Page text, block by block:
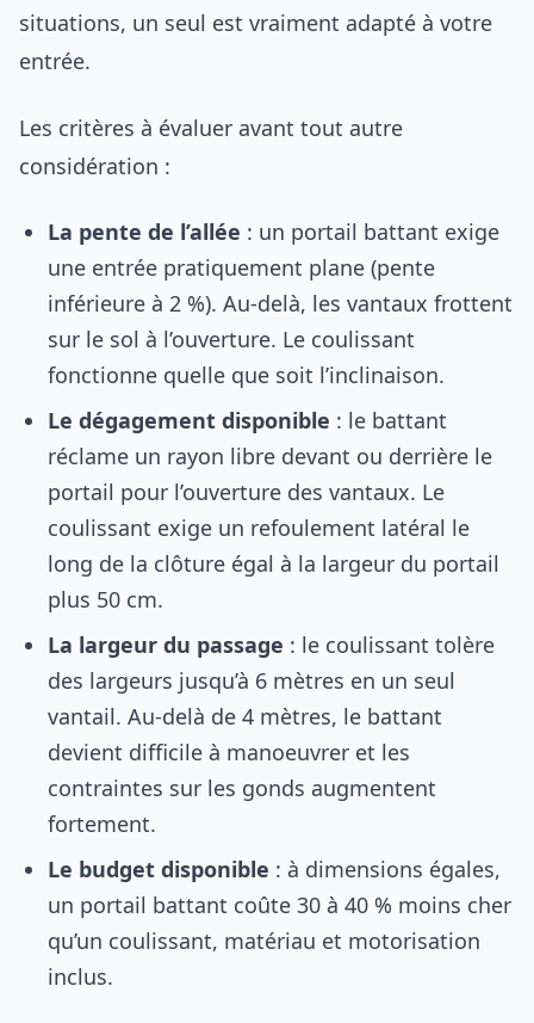
situations, un seul est vraiment adapté à votre
entrée.
Les critères à évaluer avant tout autre
considération :
La pente de l’allée : un portail battant exige
une entrée pratiquement plane (pente
inférieure à 2 %). Au-delà, les vantaux frottent
sur le sol à l’ouverture. Le coulissant
fonctionne quelle que soit l’inclinaison.
Le dégagement disponible : le battant
réclame un rayon libre devant ou derrière le
portail pour l’ouverture des vantaux. Le
coulissant exige un refoulement latéral le
long de la clôture égal à la largeur du portail
plus 50 cm.
La largeur du passage : le coulissant tolère
des largeurs jusqu’à 6 mètres en un seul
vantail. Au-delà de 4 mètres, le battant
devient difficile à manoeuvrer et les
contraintes sur les gonds augmentent
fortement.
Le budget disponible : à dimensions égales,
un portail battant coûte 30 à 40 % moins cher
qu’un coulissant, matériau et motorisation
inclus.